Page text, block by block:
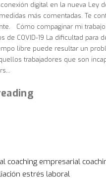
digital en la nueva Ley
más comentadas. Te
Cómo compaginar mi
de COVID-19 La dificultad para
libre puede resultar un
trabajadores que son
coaching empresarial
estrés laboral